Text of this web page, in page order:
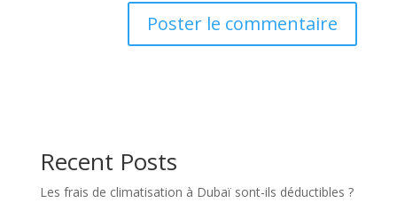
Recent Posts
Les frais de climatisation à Dubaï sont-ils déductibles ?